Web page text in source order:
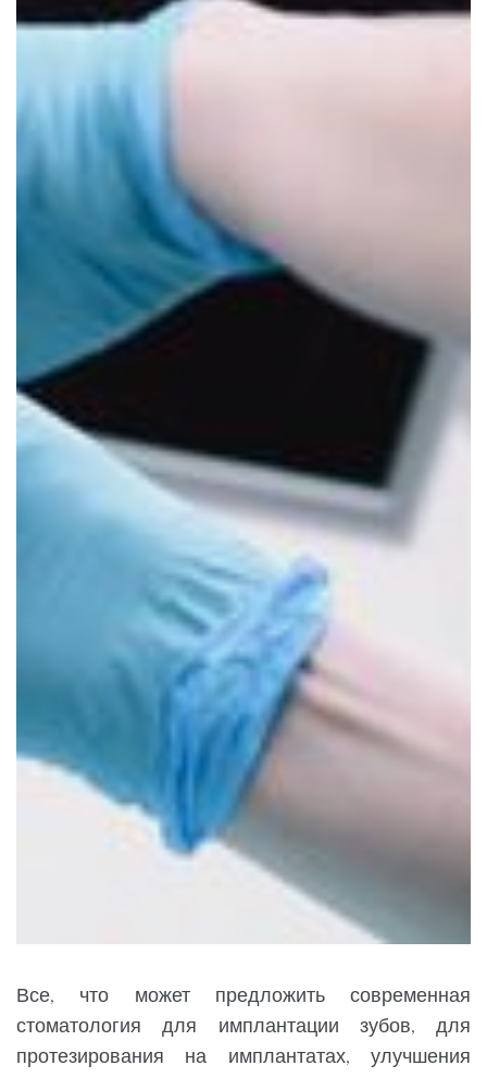
Все, что может предложить современная
стоматология для имплантации зубов, для
протезирования на имплантатах, улучшения